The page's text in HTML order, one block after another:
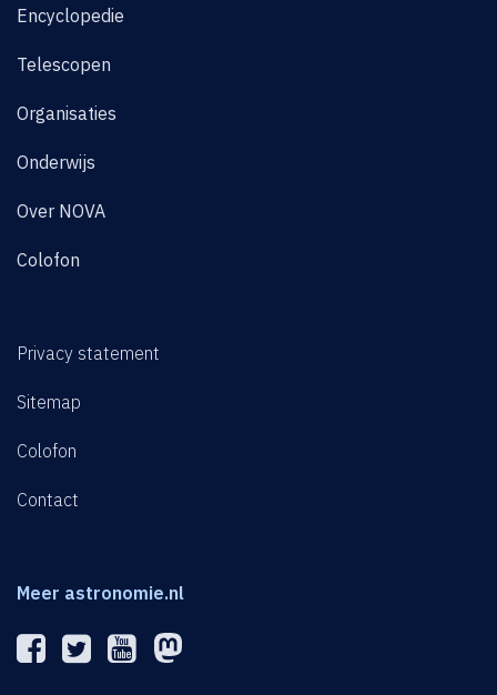
Encyclopedie
Telescopen
Organisaties
Onderwijs
Over NOVA
Colofon
Privacy statement
Sitemap
Colofon
Contact
Meer astronomie.nl